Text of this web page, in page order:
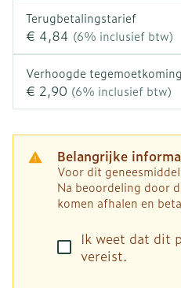
Terugbetalingstarief
€ 4,84 (6% inclusief btw)
Verhoogde tegemoetkoming
€ 2,90 (6% inclusief btw)
Belangrijke
Voor dit
Na beoordeling door
komen afhalen en
Ik weet dat dit
vereist.